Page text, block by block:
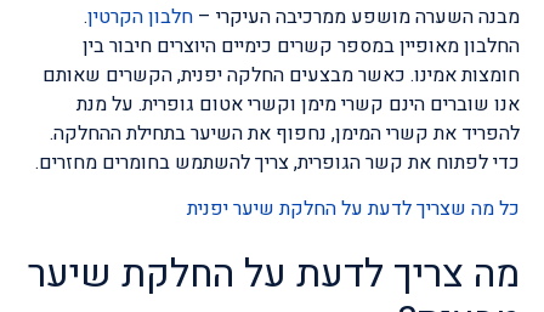
מבנה השערה מושפע ממרכיבה העיקרי – חלבון הקרטין.
החלבון מאופיין במספר קשרים כימיים היוצרים חיבור בין
חומצות אמינו. כאשר מבצעים החלקה יפנית, הקשרים שאותם
אנו שוברים הינם קשרי מימן וקשרי אטום גופרית. על מנת
להפריד את קשרי המימן, נחפוף את השיער בתחילת ההחלקה.
כדי לפתוח את קשר הגופרית, צריך להשתמש בחומרים מחזרים.
כל מה שצריך לדעת על החלקת שיער יפנית
מה צריך לדעת על החלקת שיער